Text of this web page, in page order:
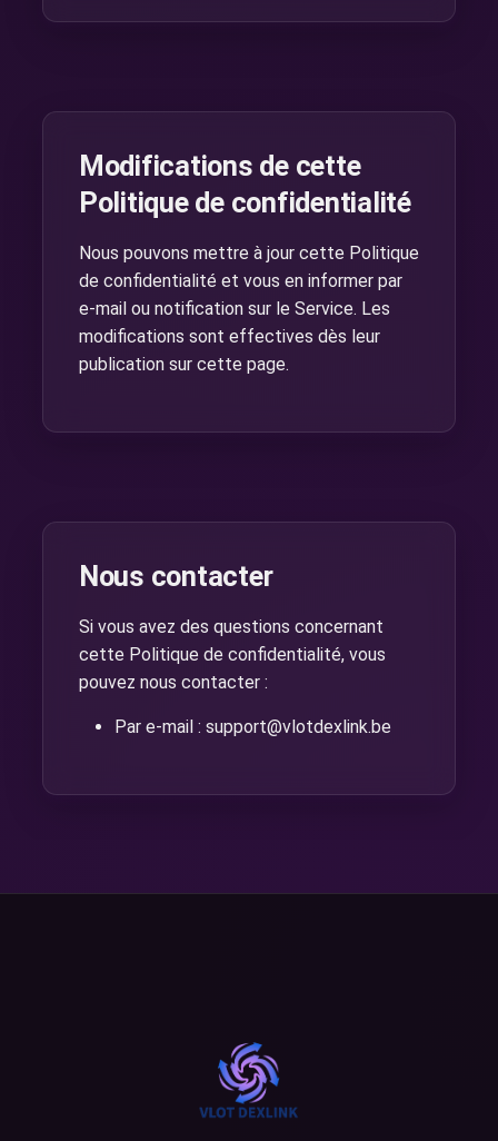
Modifications de cette
Politique de confidentialité
Nous pouvons mettre à jour cette Politique
de confidentialité et vous en informer par
e-mail ou notification sur le Service. Les
modifications sont effectives dès leur
publication sur cette page.
Nous contacter
Si vous avez des questions concernant
cette Politique de confidentialité, vous
pouvez nous contacter :
Par e-mail : support@vlotdexlink.be